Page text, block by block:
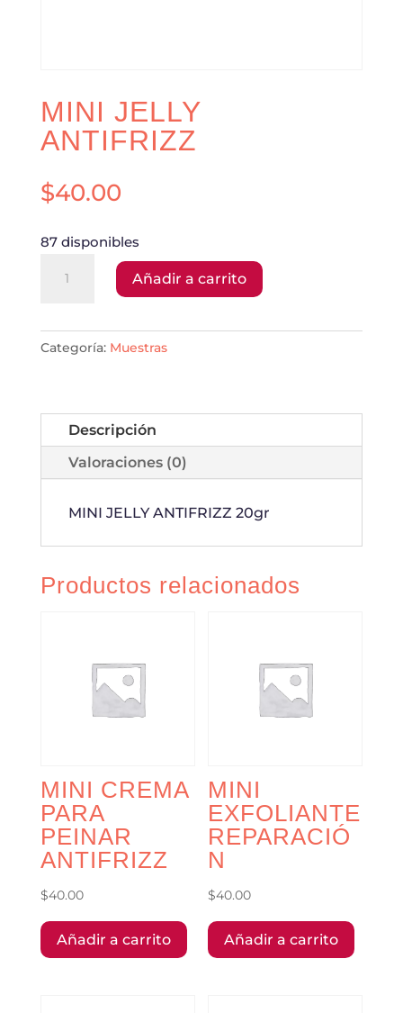
MINI JELLY
ANTIFRIZZ
$40.00
87 disponibles
JELLY
cantidad
Añadir a carrito
Categoría: Muestras
Descripción
Valoraciones (0)
MINI JELLY ANTIFRIZZ 20gr
Productos relacionados
MINI CREMA
PARA
PEINAR
ANTIFRIZZ
$40.00
Añadir a carrito
MINI
EXFOLIANTE
REPARACIÓ
N
$40.00
Añadir a carrito